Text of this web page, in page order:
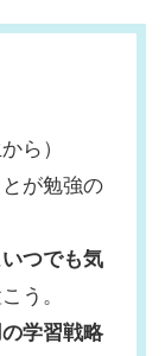
ら）
が勉強の
いつでも気
う。
学習戦略